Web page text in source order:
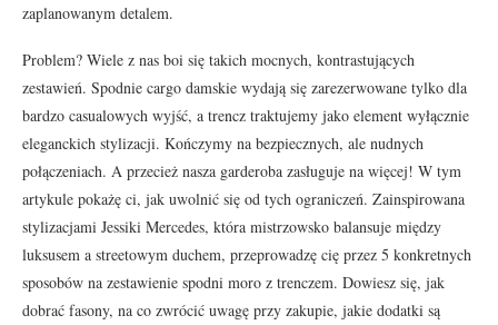
zaplanowanym detalem.
Problem? Wiele z nas boi się takich mocnych, kontrastujących
zestawień. Spodnie cargo damskie wydają się zarezerwowane tylko dla
bardzo casualowych wyjść, a trencz traktujemy jako element wyłącznie
eleganckich stylizacji. Kończymy na bezpiecznych, ale nudnych
połączeniach. A przecież nasza garderoba zasługuje na więcej! W tym
artykule pokażę ci, jak uwolnić się od tych ograniczeń. Zainspirowana
stylizacjami Jessiki Mercedes, która mistrzowsko balansuje między
luksusem a streetowym duchem, przeprowadzę cię przez 5 konkretnych
sposobów na zestawienie spodni moro z trenczem. Dowiesz się, jak
dobrać fasony, na co zwrócić uwagę przy zakupie, jakie dodatki są